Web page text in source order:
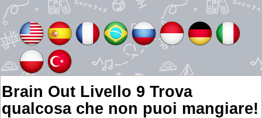
Brain Out Livello 9 Trova
qualcosa che non puoi mangiare!